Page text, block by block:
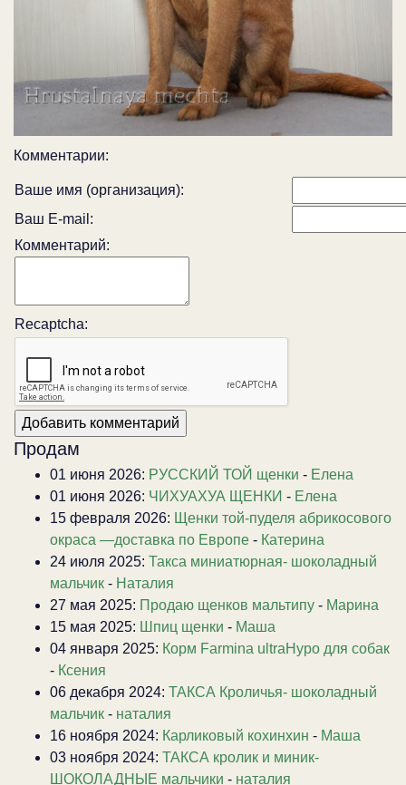
Комментарии:
Ваше имя (организация):
Ваш E-mail:
Комментарий:
Recaptcha:
Продам
01 июня 2026: РУССКИЙ ТОЙ щенки - Елена
01 июня 2026: ЧИХУАХУА ЩЕНКИ - Елена
15 февраля 2026: Щенки той-пуделя абрикосового
окраса —доставка по Европе - Катерина
24 июля 2025: Такса миниатюрная- шоколадный
мальчик - Наталия
27 мая 2025: Продаю щенков мальтипу - Марина
15 мая 2025: Шпиц щенки - Маша
04 января 2025: Корм Farmina ultraHypo для собак
- Ксения
06 декабря 2024: ТАКСА Кроличья- шоколадный
мальчик - наталия
16 ноября 2024: Карликовый кохинхин - Маша
03 ноября 2024: ТАКСА кролик и миник-
ШОКОЛАДНЫЕ мальчики - наталия